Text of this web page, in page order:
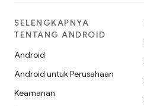
SELENGKAPNYA
TENTANG ANDROID
Android
Android untuk Perusahaan
Keamanan